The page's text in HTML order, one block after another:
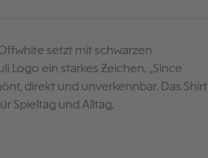
setzt mit schwarzen
Logo ein starkes Zeichen. „Since
direkt und unverkennbar. Das Shirt
Spieltag und Alltag.